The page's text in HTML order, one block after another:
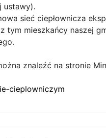
ustawy).
sieć ciepłownicza
tym mieszkańcy naszej
znaleźć na stronie
cieplowniczym